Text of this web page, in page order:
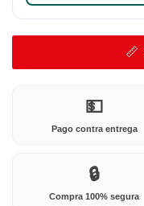
💵
Pago contra entrega
🔒
Compra 100% segura